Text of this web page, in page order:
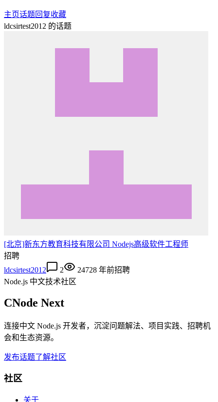
主页话题回复收藏
ldcsirtest2012 的话题
[北京]新东方教育科技有限公司 Nodejs高级软件工程师
招聘
ldcsirtest2012
2 24728 年前招聘
Node.js 中文技术社区
CNode Next
连接中文 Node.js 开发者，沉淀问题解法、项目实践、招聘机
会和生态资源。
发布话题了解社区
社区
关于